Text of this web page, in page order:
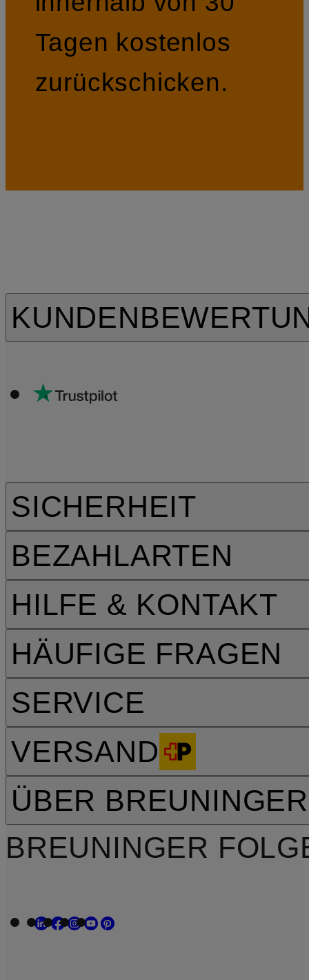
Tagen kostenlos
zurückschicken.
HILFE & KONTAKT
HÄUFIGE FRAGEN
SERVICE
VERSAND
SICHERHEIT
BEZAHLARTEN
ÜBER BREUNINGER
BREUNINGER